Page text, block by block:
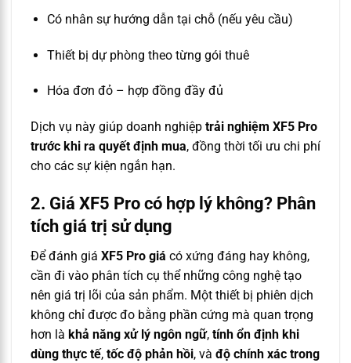
Có nhân sự hướng dẫn tại chỗ (nếu yêu cầu)
Thiết bị dự phòng theo từng gói thuê
Hóa đơn đỏ – hợp đồng đầy đủ
Dịch vụ này giúp doanh nghiệp trải nghiệm XF5 Pro
trước khi ra quyết định mua, đồng thời tối ưu chi phí
cho các sự kiện ngắn hạn.
2. Giá XF5 Pro có hợp lý không? Phân
tích giá trị sử dụng
Để đánh giá XF5 Pro giá có xứng đáng hay không,
cần đi vào phân tích cụ thể những công nghệ tạo
nên giá trị lõi của sản phẩm. Một thiết bị phiên dịch
không chỉ được đo bằng phần cứng mà quan trọng
hơn là khả năng xử lý ngôn ngữ, tính ổn định khi
dùng thực tế, tốc độ phản hồi, và độ chính xác trong